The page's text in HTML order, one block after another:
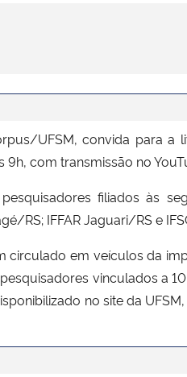
UFSM, convida para a
com transmissão no
filiados às
RS; IFFAR Jaguari/RS e
em veículos da
vinculados a
no site da